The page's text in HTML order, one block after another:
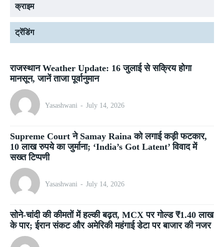
क्राइम
ट्रेंडिंग
राजस्थान Weather Update: 16 जुलाई से सक्रिय होगा
मानसून, जानें ताजा पूर्वानुमान
Yasashwani - July 14, 2026
Supreme Court ने Samay Raina को लगाई कड़ी फटकार,
10 लाख रुपये का जुर्माना; ‘India’s Got Latent’ विवाद में
सख्त टिप्पणी
Yasashwani - July 14, 2026
सोने-चांदी की कीमतों में हल्की बढ़त, MCX पर गोल्ड ₹1.40 लाख
के पार; ईरान संकट और अमेरिकी महंगाई डेटा पर बाजार की नजर